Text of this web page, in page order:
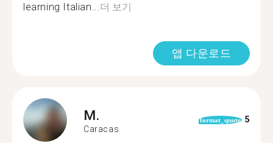
learning Italian... 더 보기
앱 다운로드
M.
Caracas
format_quote 5